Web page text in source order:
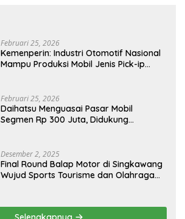
Februari 25, 2026
Kemenperin: Industri Otomotif Nasional
Mampu Produksi Mobil Jenis Pick-ip
Februari 25, 2026
Daihatsu Menguasai Pasar Mobil
Segmen Rp 300 Juta, Didukung
Desember 2, 2025
Final Round Balap Motor di Singkawang
Wujud Sports Tourisme dan Olahraga